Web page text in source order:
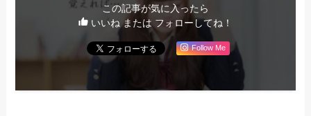
この記事が気に入ったら
いいね または フォローしてね！
Follow Me